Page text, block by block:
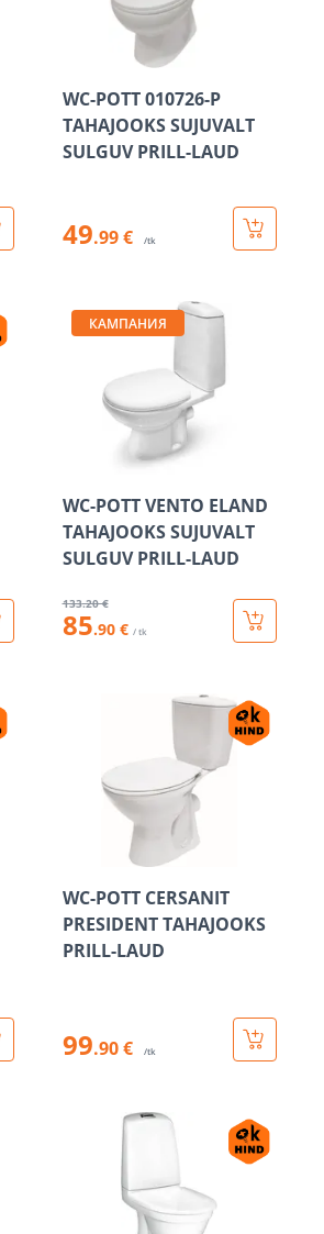
WC-POTT 010726-P
TAHAJOOKS SUJUVALT
SULGUV PRILL-LAUD
49.99 € /tk
КАМПАНИЯ
WC-POTT VENTO ELAND
TAHAJOOKS SUJUVALT
SULGUV PRILL-LAUD
133.20 €
85.90 € / tk
WC-POTT CERSANIT
PRESIDENT TAHAJOOKS
PRILL-LAUD
99.90 € /tk